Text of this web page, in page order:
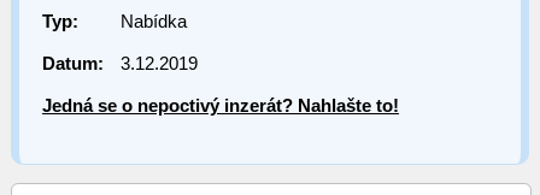
Typ: Nabídka
Datum: 3.12.2019
Jedná se o nepoctivý inzerát? Nahlašte to!